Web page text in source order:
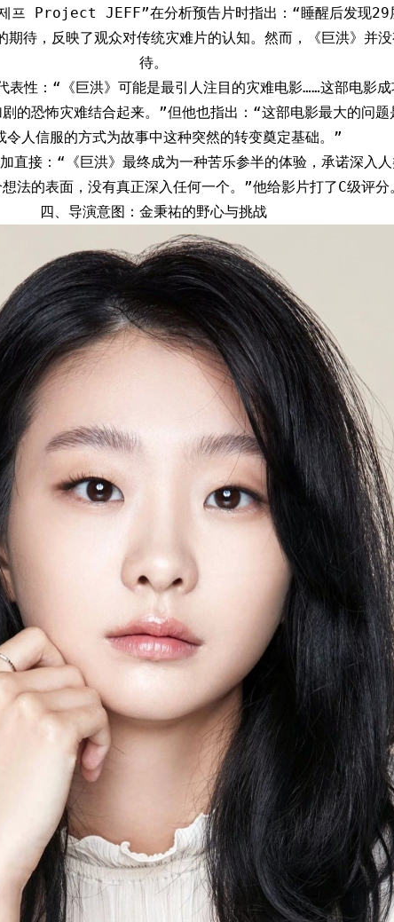
프 Project JEFF”在分析预告片时指出：“睡醒后发现29
期待，反映了观众对传统灾难片的认知。然而，《巨洪》并
待。
性：“《巨洪》可能是最引人注目的灾难电影……这部电影
的恐怖灾难结合起来。”但他也指出：“这部电影最大的问题
令人信服的方式为故事中这种突然的转变奠定基础。”
接：“《巨洪》最终成为一种苦乐参半的体验，承诺深入人
法的表面，没有真正深入任何一个。”他给影片打了C级评分
四、导演意图：金秉祐的野心与挑战